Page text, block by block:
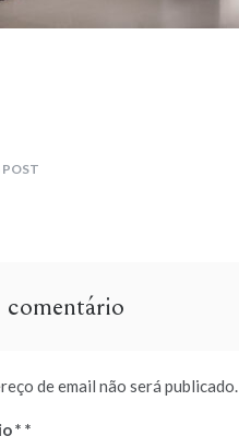
de email não será publicado.
*